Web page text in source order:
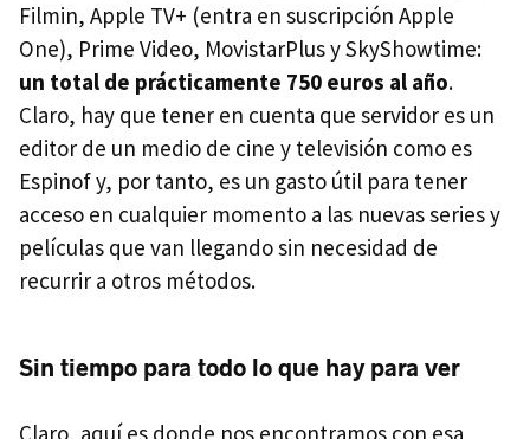
Filmin, Apple TV+ (entra en suscripción Apple
One), Prime Video, MovistarPlus y SkyShowtime:
un total de prácticamente 750 euros al año.
Claro, hay que tener en cuenta que servidor es un
editor de un medio de cine y televisión como es
Espinof y, por tanto, es un gasto útil para tener
acceso en cualquier momento a las nuevas series y
películas que van llegando sin necesidad de
recurrir a otros métodos.
Sin tiempo para todo lo que hay para ver